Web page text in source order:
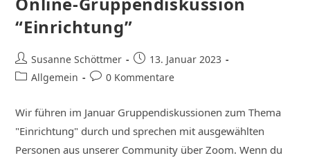
“Einrichtung”
Susanne Schöttmer
13. Januar 2023
Allgemein
0 Kommentare
Wir führen im Januar Gruppendiskussionen zum Thema
"Einrichtung" durch und sprechen mit ausgewählten
Personen aus unserer Community über Zoom. Wenn du